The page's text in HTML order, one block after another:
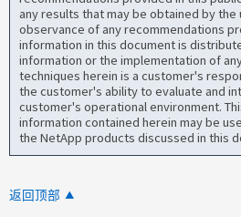
any results that may be obtained by
observance of any recommendations
information in this document is
information or the implementation of
techniques herein is a customer's
the customer's ability to evaluate and
customer's operational environment.
information contained herein may be
the NetApp products discussed in this
返回顶部